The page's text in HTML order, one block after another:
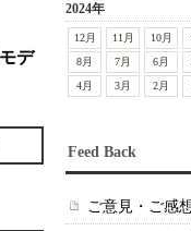
デ
2024年
12月 11月 10月
8月
7月 6月
4月
3月 2月
Feed Back
ご意見・ご感